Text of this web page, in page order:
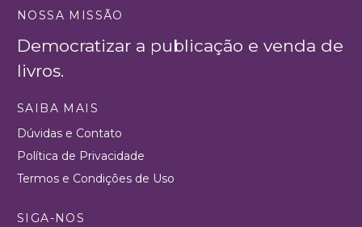
NOSSA MISSÃO
Democratizar a publicação e venda de
livros.
SAIBA MAIS
Dúvidas e Contato
Política de Privacidade
Termos e Condições de Uso
SIGA-NOS